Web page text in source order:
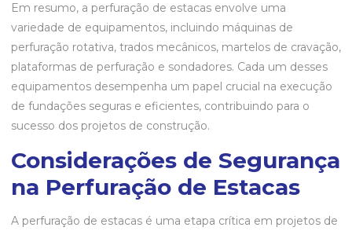
Em resumo, a perfuração de estacas envolve uma
variedade de equipamentos, incluindo máquinas de
perfuração rotativa, trados mecânicos, martelos de cravação,
plataformas de perfuração e sondadores. Cada um desses
equipamentos desempenha um papel crucial na execução
de fundações seguras e eficientes, contribuindo para o
sucesso dos projetos de construção.
Considerações de Segurança
na Perfuração de Estacas
A perfuração de estacas é uma etapa crítica em projetos de